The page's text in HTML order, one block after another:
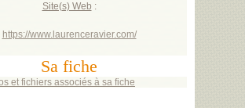
Site(s) Web :
https://www.laurenceravier.com/
Sa fiche
et fichiers associés à sa fiche